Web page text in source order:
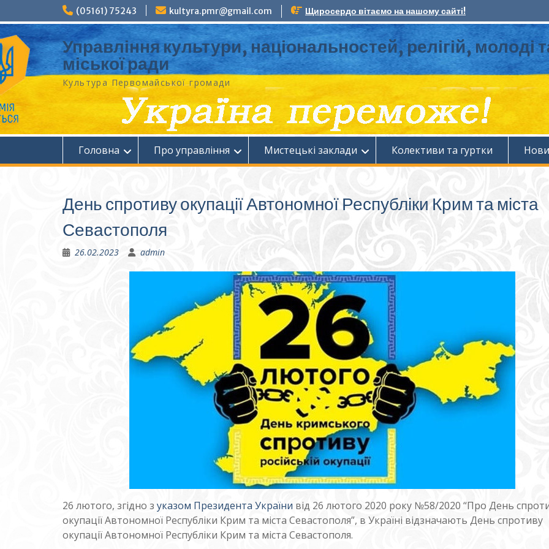
до
вмісту
(05161) 75243 kultyra.pmr@gmail.com Щиросердо вітаємо на нашому сайті!
Управління культури, національностей, релігій, молоді
міської ради
Культура Первомайcької громади
Головна Про управління Мистецькі заклади Колективи та гуртки
День спротиву окупації Автономної Республіки Крим та міста
Севастополя
26.02.2023 admin
26 лютого, згідно з указом Президента України від 26 лютого 2020 року №58/2020 “Про День
окупації Автономної Республіки Крим та міста Севастополя”, в Україні відзначають День спротиву
окупації Автономної Республіки Крим та міста Севастополя.